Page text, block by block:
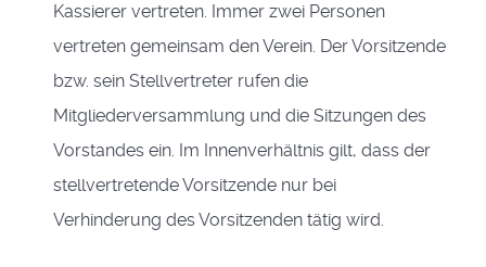
Kassierer vertreten. Immer zwei Personen
vertreten gemeinsam den Verein. Der Vorsitzende
bzw. sein Stellvertreter rufen die
Mitgliederversammlung und die Sitzungen des
Vorstandes ein. Im Innenverhältnis gilt, dass der
stellvertretende Vorsitzende nur bei
Verhinderung des Vorsitzenden tätig wird.